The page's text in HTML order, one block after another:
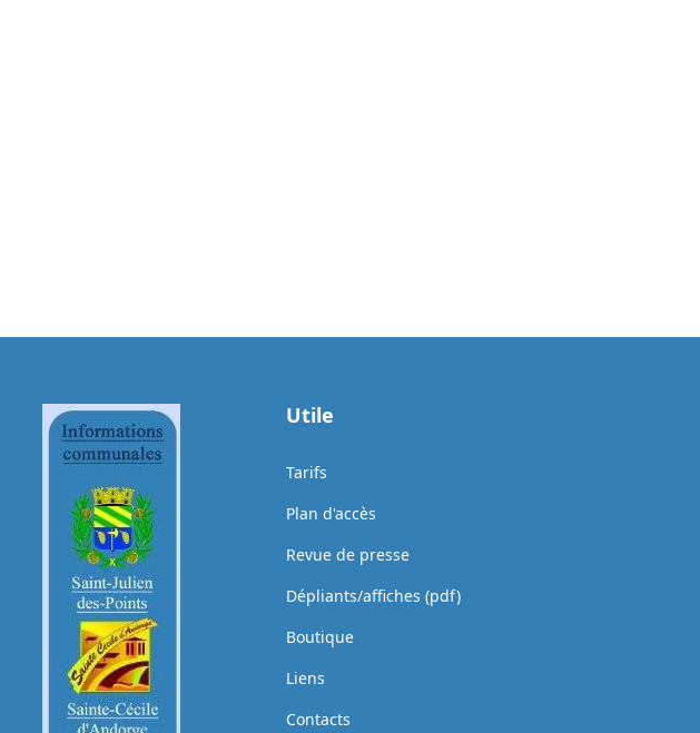
Utile
Tarifs
Plan d'accès
Revue de presse
Dépliants/affiches (pdf)
Boutique
Liens
Contacts